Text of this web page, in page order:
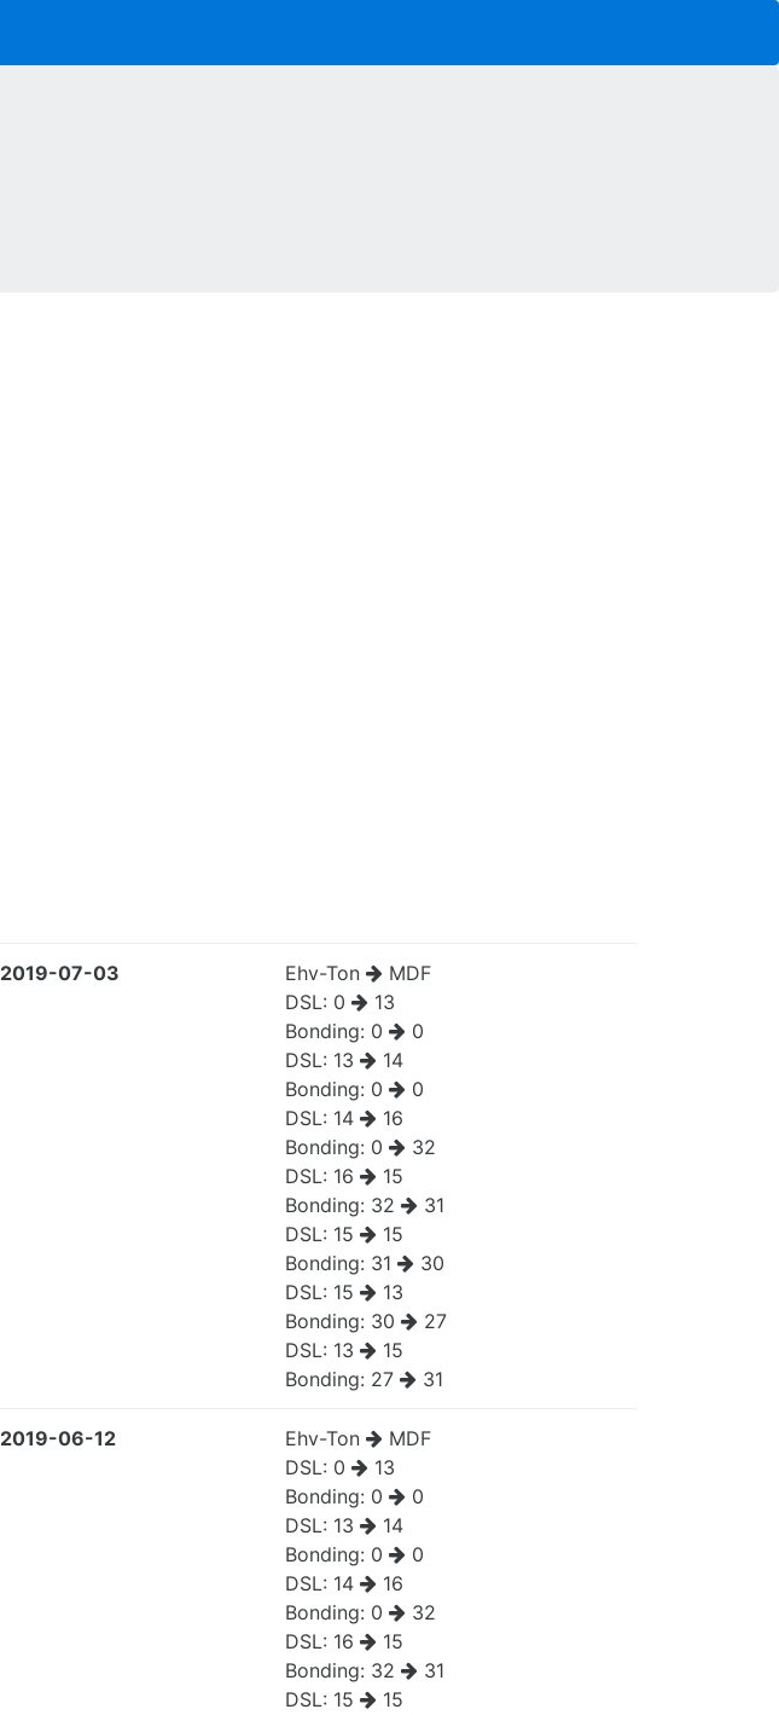
2019-07-03 Ehv-Ton
MDF
DSL: 0
13
Bonding: 0
0
DSL: 13
14
Bonding: 0
0
DSL: 14
16
Bonding: 0
32
DSL: 16
15
Bonding: 32
31
DSL: 15
15
Bonding: 31
30
DSL: 15
13
Bonding: 30
27
DSL: 13
15
Bonding: 27 31
2019-06-12 Ehv-Ton
MDF
DSL: 0
13
Bonding: 0
0
DSL: 13
14
Bonding: 0
0
DSL: 14
16
Bonding: 0
32
DSL: 16
15
Bonding: 32
31
DSL: 15
15